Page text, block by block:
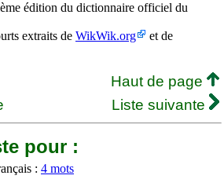
édition du dictionnaire officiel du
extraits de WikWik.org
et de
Haut de page
Liste suivante
pour :
: 4 mots